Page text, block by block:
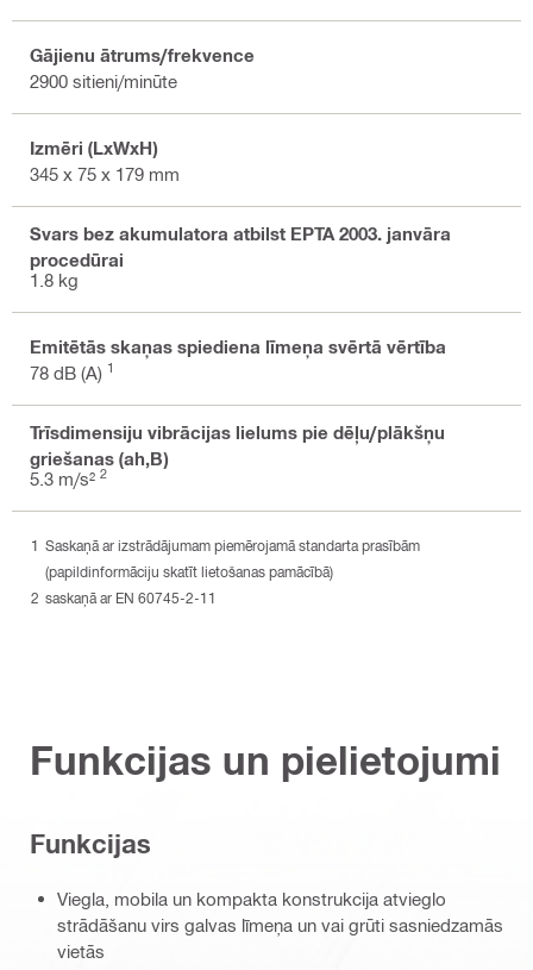
Gājienu ātrums/frekvence
2900 sitieni/minūte
Izmēri (LxWxH)
345 x 75 x 179 mm
Svars bez akumulatora atbilst EPTA 2003. janvāra
procedūrai
1.8 kg
Emitētās skaņas spiediena līmeņa svērtā vērtība
78 dB (A) 1
Trīsdimensiju vibrācijas lielums pie dēļu/plākšņu
griešanas (ah,B)
5.3 m/s² 2
Saskaņā ar izstrādājumam piemērojamā standarta prasībām
(papildinformāciju skatīt lietošanas pamācībā)
saskaņā ar EN 60745-2-11
Funkcijas un pielietojumi
Funkcijas
Viegla, mobila un kompakta konstrukcija atvieglo
strādāšanu virs galvas līmeņa un vai grūti sasniedzamās
vietās